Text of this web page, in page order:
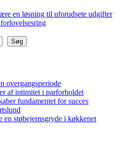
en løsning til uforudsete udgifter
Søg
overgangsperiode
af intimitet i parforholdet
fundamentet for succes
en støbejernsgryde i køkkenet